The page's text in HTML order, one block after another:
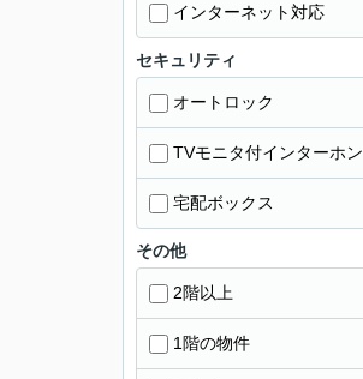
インターネット対応
セキュリティ
オートロック
TVモニタ付インターホン
宅配ボックス
その他
2階以上
1階の物件